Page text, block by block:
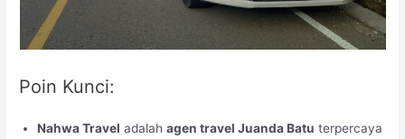
Poin Kunci:
Nahwa Travel adalahagen travel Juanda Batu terpercaya